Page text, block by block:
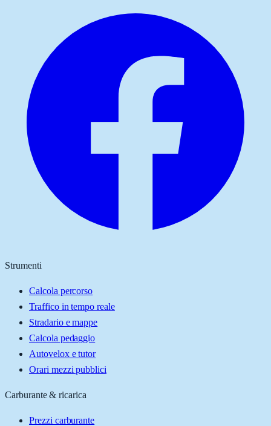
Strumenti
Calcola percorso
Traffico in tempo reale
Stradario e mappe
Calcola pedaggio
Autovelox e tutor
Orari mezzi pubblici
Carburante & ricarica
Prezzi carburante